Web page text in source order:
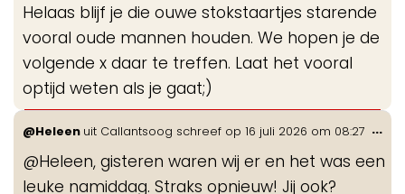
Helaas blijf je die ouwe stokstaartjes starende
vooral oude mannen houden. We hopen je de
volgende x daar te treffen. Laat het vooral
optijd weten als je gaat;)
@Heleen uit Callantsoog schreef op 16 juli 2026 om 08:27
@Heleen, gisteren waren wij er en het was een
leuke namiddag. Straks opnieuw! Jij ook?
...